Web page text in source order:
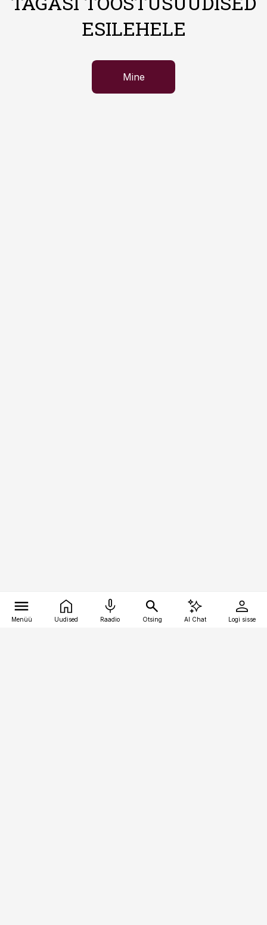
ESILEHELE
Mine
Menüü Uudised Raadio Otsing AI Chat Logi sisse